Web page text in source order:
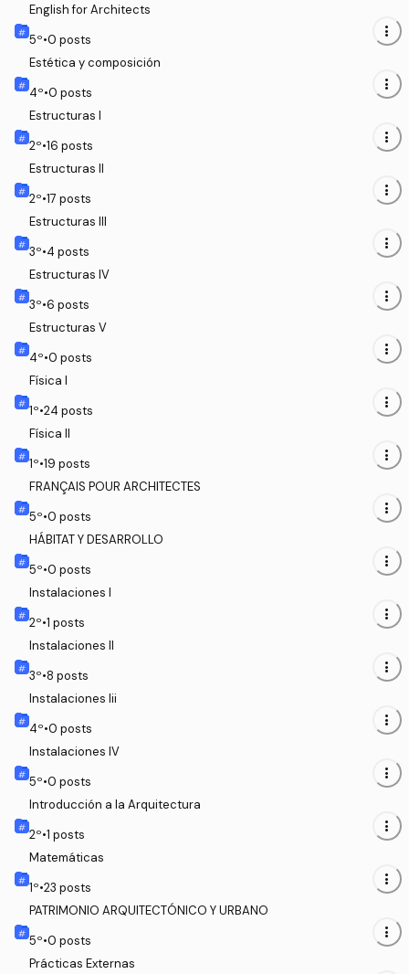
English for Architects
5º•0 posts more_vert
Estética y composición
4º•0 posts more_vert
Estructuras I
2º•16 posts more_vert
Estructuras II
2º•17 posts more_vert
Estructuras III
3º•4 posts more_vert
Estructuras IV
3º•6 posts more_vert
Estructuras V
4º•0 posts more_vert
Física I
1º•24 posts more_vert
Física II
1º•19 posts more_vert
FRANÇAIS POUR ARCHITECTES
5º•0 posts more_vert
HÁBITAT Y DESARROLLO
5º•0 posts more_vert
Instalaciones I
2º•1 posts more_vert
Instalaciones II
3º•8 posts more_vert
Instalaciones Iii
4º•0 posts more_vert
Instalaciones IV
5º•0 posts more_vert
Introducción a la Arquitectura
2º•1 posts more_vert
Matemáticas
1º•23 posts more_vert
PATRIMONIO ARQUITECTÓNICO Y URBANO
5º•0 posts more_vert
Prácticas Externas